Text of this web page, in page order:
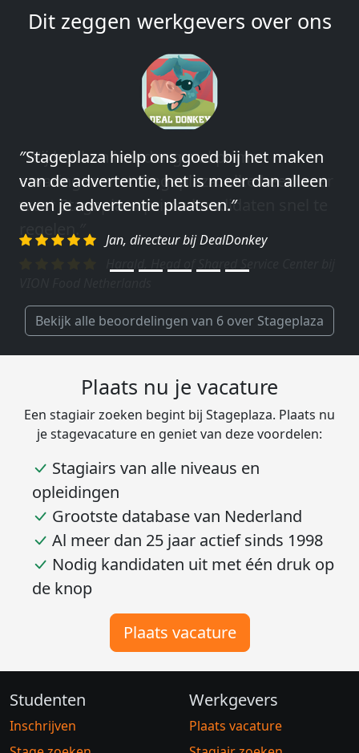
Dit zeggen werkgevers over ons
″Stageplaza hielp ons goed bij het maken
van de advertentie, het is meer dan alleen
even je advertentie plaatsen.″
Jan, directeur bij DealDonkey
″Wij hebben in ieder geval prima
ervaringen met Stageplaza: elke keer weer
weet Stageplaza prima kandidaten snel te
regelen.″
Bekijk alle beoordelingen van 6 over Stageplaza
Plaats nu je vacature
Een stagiair zoeken begint bij Stageplaza. Plaats nu
je stagevacature en geniet van deze voordelen:
Stagiairs van alle niveaus en
opleidingen
Grootste database van Nederland
Al meer dan 25 jaar actief sinds 1998
Nodig kandidaten uit met één druk op
de knop
Plaats vacature
Studenten
Inschrijven
Werkgevers
Plaats vacature